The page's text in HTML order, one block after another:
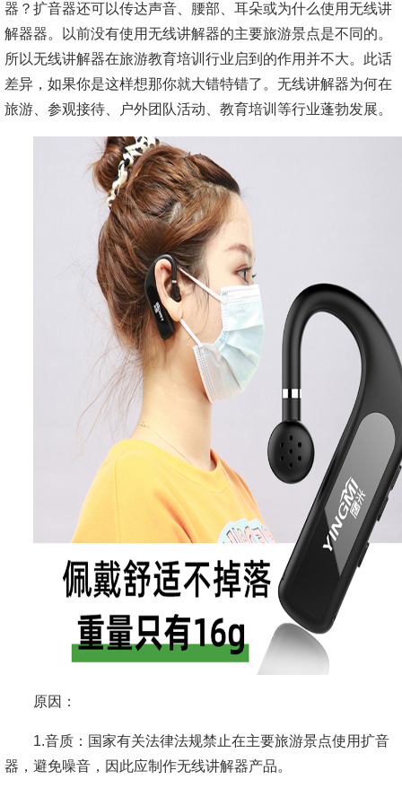
器？扩音器还可以传达声音、腰部、耳朵或为什么使用无线讲
解器器。以前没有使用无线讲解器的主要旅游景点是不同的。
所以无线讲解器在旅游教育培训行业启到的作用并不大。此话
差异，如果你是这样想那你就大错特错了。无线讲解器为何在
旅游、参观接待、户外团队活动、教育培训等行业蓬勃发展。
原因：
1.音质：国家有关法律法规禁止在主要旅游景点使用扩音
器，避免噪音，因此应制作无线讲解器产品。